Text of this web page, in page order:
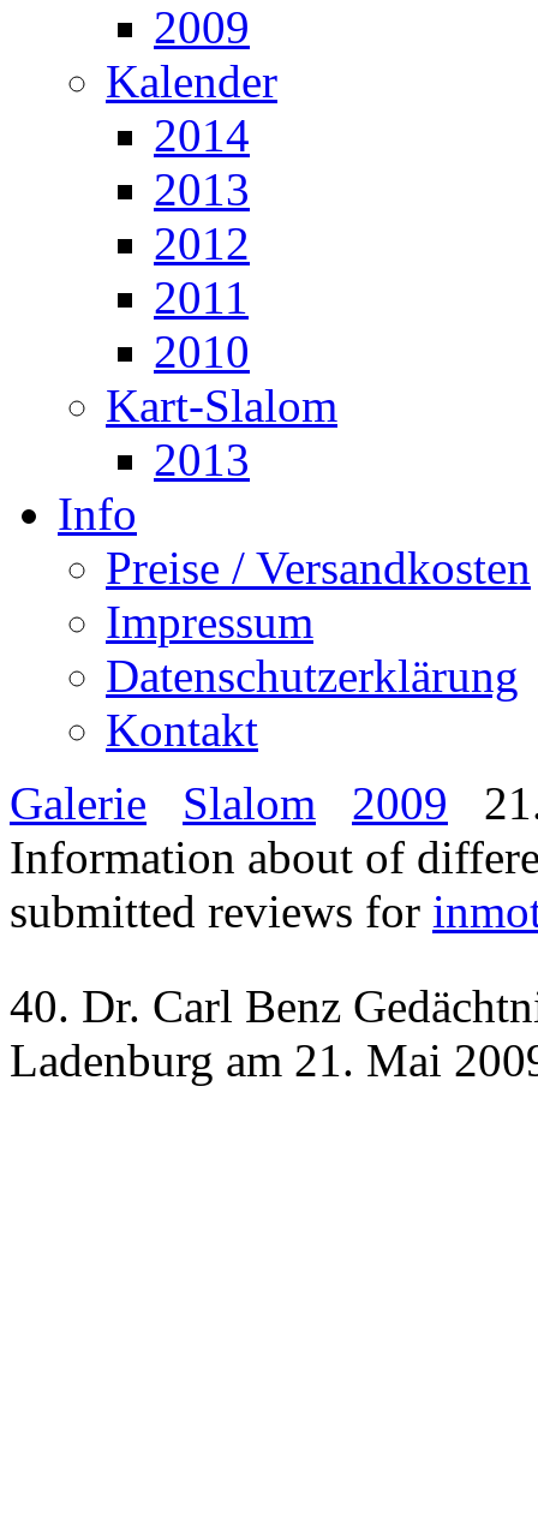
2009
Kalender
2014
2013
2012
2011
2010
Kart-Slalom
2013
Info
Preise / Versandkosten
Impressum
Datenschutzerklärung
Kontakt
Galerie
Slalom 2009
Information about of
submitted reviews for
40. Dr. Carl Benz
Ladenburg am 21. Mai